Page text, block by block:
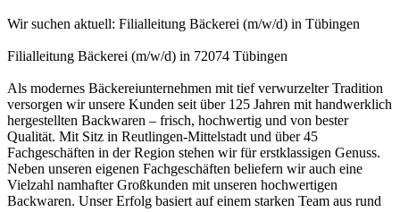
Wir suchen aktuell: Filialleitung Bäckerei (m/w/d) in Tübingen
Filialleitung Bäckerei (m/w/d) in 72074 Tübingen
Als modernes Bäckereiunternehmen mit tief verwurzelter Tradition
versorgen wir unsere Kunden seit über 125 Jahren mit handwerklich
hergestellten Backwaren – frisch, hochwertig und von bester
Qualität. Mit Sitz in Reutlingen-Mittelstadt und über 45
Fachgeschäften in der Region stehen wir für erstklassigen Genuss.
Neben unseren eigenen Fachgeschäften beliefern wir auch eine
Vielzahl namhafter Großkunden mit unseren hochwertigen
Backwaren. Unser Erfolg basiert auf einem starken Team aus rund